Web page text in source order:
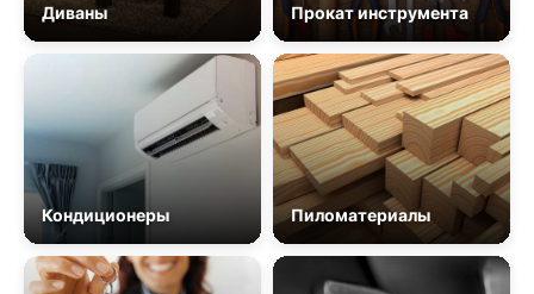
Диваны Прокат инструмента
Кондиционеры Пиломатериалы